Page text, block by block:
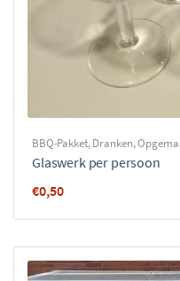
BBQ-Pakket,Dranken,
Glaswerk per persoon
€0,50